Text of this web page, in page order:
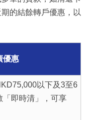
的結餘轉戶優惠，以
優惠
以下及3至6
「即時清」，可享